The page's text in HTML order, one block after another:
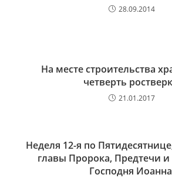
28.09.2014
На месте строительства
четверть
21.01.2017
Неделя 12-я по
главы Пророка, Предтечи и
Господня